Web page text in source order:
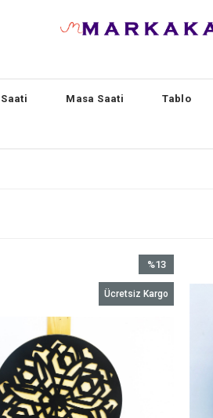
Masa Saati Tablo
%13
İndirim
%13İndirim
Ücretsiz Kargo